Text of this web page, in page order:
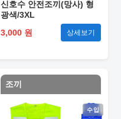
신호수 안전조끼(망사) 형
광색/3XL
3,000 원
상세보기
조끼
수입